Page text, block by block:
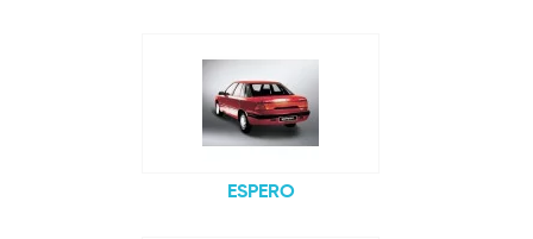
ESPERO